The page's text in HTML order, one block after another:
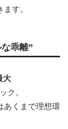
す。
乖離”
大
ク。
あくまで理想環